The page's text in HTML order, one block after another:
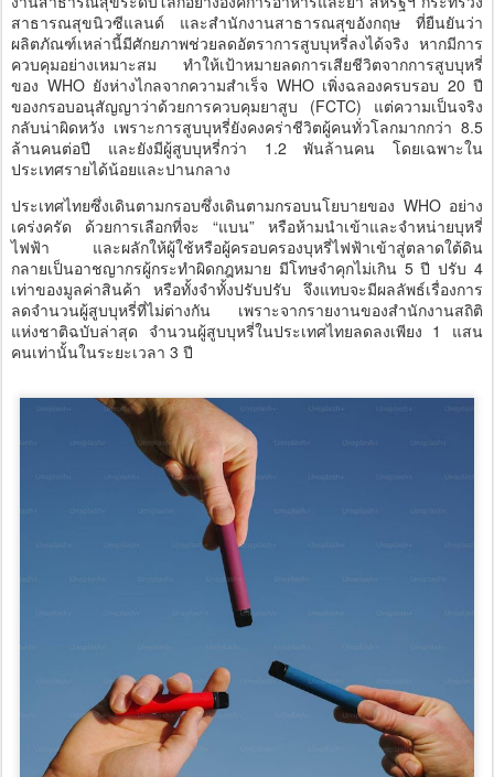
สาธารณสุขนิวซีแลนด์ และสำนักงานสาธารณสุขอังกฤษ ที่ยืนยันว่า
ผลิตภัณฑ์เหล่านี้มีศักยภาพช่วยลดอัตราการสูบบุหรี่ลงได้จริง หากมีการ
ควบคุมอย่างเหมาะสม ทำให้เป้าหมายลดการเสียชีวิตจากการสูบบุหรี่
ของ WHO ยังห่างไกลจากความสำเร็จ WHO เพิ่งฉลองครบรอบ 20 ปี
ของกรอบอนุสัญญาว่าด้วยการควบคุมยาสูบ (FCTC) แต่ความเป็นจริง
กลับน่าผิดหวัง เพราะการสูบบุหรี่ยังคงคร่าชีวิตผู้คนทั่วโลกมากกว่า 8.5
ล้านคนต่อปี และยังมีผู้สูบบุหรี่กว่า 1.2 พันล้านคน โดยเฉพาะใน
ประเทศรายได้น้อยและปานกลาง
ประเทศไทยซึ่งเดินตามกรอบซึ่งเดินตามกรอบนโยบายของ WHO อย่าง
เคร่งครัด ด้วยการเลือกที่จะ “แบน” หรือห้ามนำเข้าและจำหน่ายบุหรี่
ไฟฟ้า และผลักให้ผู้ใช้หรือผู้ครอบครองบุหรี่ไฟฟ้าเข้าสู่ตลาดใต้ดิน
กลายเป็นอาชญากรผู้กระทำผิดกฎหมาย มีโทษจำคุกไม่เกิน 5 ปี ปรับ 4
เท่าของมูลค่าสินค้า หรือทั้งจำทั้งปรับปรับ จึงแทบจะมีผลลัพธ์เรื่องการ
ลดจำนวนผู้สูบบุหรี่ที่ไม่ต่างกัน เพราะจากรายงานของสำนักงานสถิติ
แห่งชาติฉบับล่าสุด จำนวนผู้สูบบุหรี่ในประเทศไทยลดลงเพียง 1 แสน
คนเท่านั้นในระยะเวลา 3 ปี